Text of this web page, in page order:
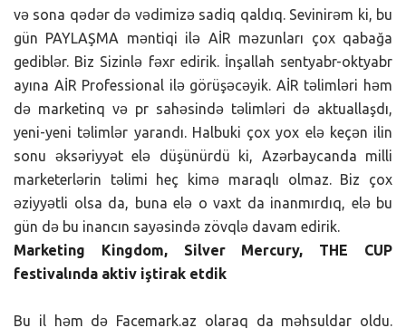
və sona qədər də vədimizə sadiq qaldıq. Sevinirəm ki, bu
gün PAYLAŞMA məntiqi ilə AİR məzunları çox qabağa
gediblər. Biz Sizinlə fəxr edirik. İnşallah sentyabr-oktyabr
ayına AİR Professional ilə görüşəcəyik. AİR təlimləri həm
də marketinq və pr sahəsində təlimləri də aktuallaşdı,
yeni-yeni təlimlər yarandı. Halbuki çox yox elə keçən ilin
sonu əksəriyyət elə düşünürdü ki, Azərbaycanda milli
marketerlərin təlimi heç kimə maraqlı olmaz. Biz çox
əziyyətli olsa da, buna elə o vaxt da inanmırdıq, elə bu
gün də bu inancın sayəsində zövqlə davam edirik.
Marketing Kingdom, Silver Mercury, THE CUP
festivalında aktiv iştirak etdik
Bu il həm də Facemark.az olaraq da məhsuldar oldu.